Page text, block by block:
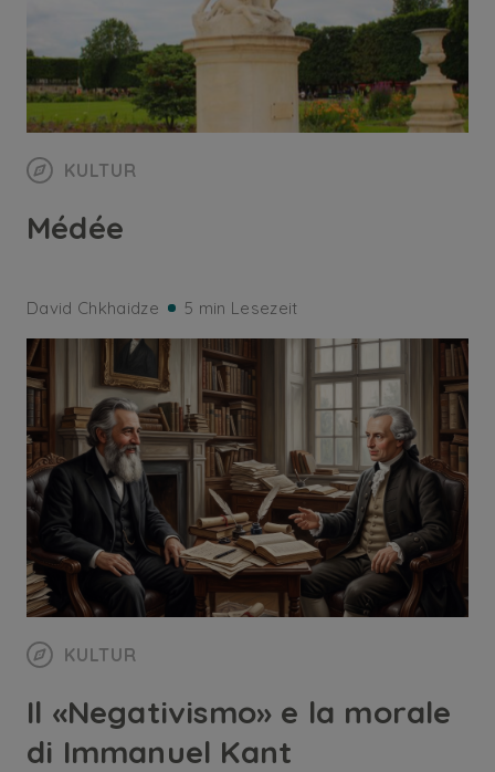
KULTUR
Médée
David Chkhaidze 5 min Lesezeit
KULTUR
Il «Negativismo» e la morale
di Immanuel Kant